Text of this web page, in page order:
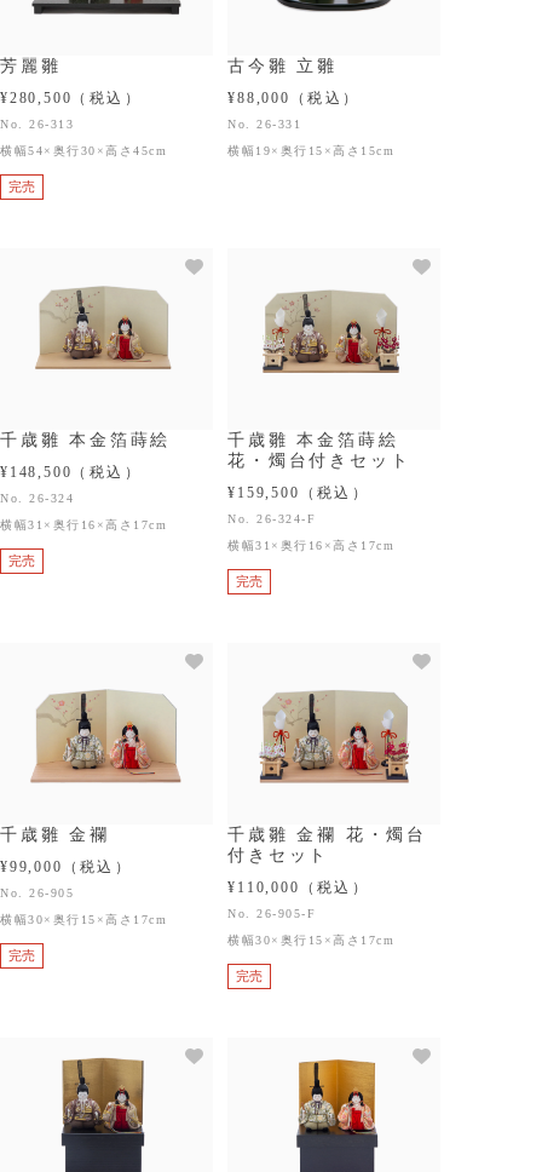
完売
芳麗雛
¥280,500 （税込）
No. 26-313
横幅54×奥行30×高さ45cm
古今雛 立雛
¥88,000 （税込）
No. 26-331
横幅19×奥行15×高さ15cm
完売
千歳雛 本金箔蒔絵
¥148,500 （税込）
No. 26-324
横幅31×奥行16×高さ17cm
完売
千歳雛 本金箔蒔絵
花・燭台付きセット
¥159,500 （税込）
No. 26-324-F
横幅31×奥行16×高さ17cm
完売
千歳雛 金襴
¥99,000 （税込）
No. 26-905
横幅30×奥行15×高さ17cm
完売
千歳雛 金襴 花・燭台
付きセット
¥110,000 （税込）
No. 26-905-F
横幅30×奥行15×高さ17cm